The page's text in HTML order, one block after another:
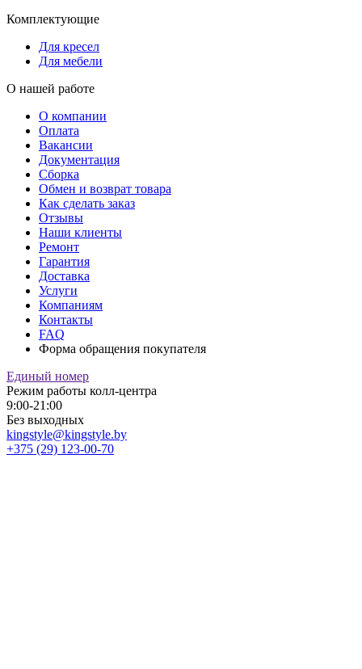
Комплектующие
Для кресел
Для мебели
О нашей работе
О компании
Оплата
Вакансии
Документация
Сборка
Обмен и возврат товара
Как сделать заказ
Отзывы
Наши клиенты
Ремонт
Гарантия
Доставка
Услуги
Компаниям
Контакты
FAQ
Форма обращения покупателя
Единый номер
Режим работы колл-центра
9:00-21:00
Без выходных
kingstyle@kingstyle.by
+375 (29) 123-00-70